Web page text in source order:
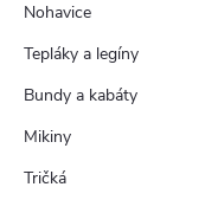
Nohavice
Tepláky a legíny
Bundy a kabáty
Mikiny
Tričká